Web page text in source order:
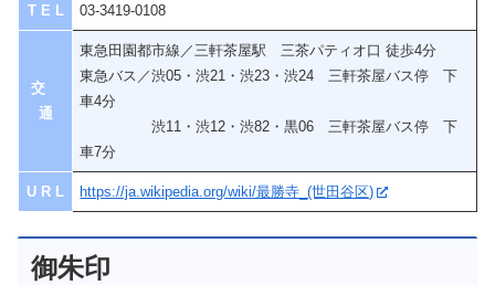
T E L 03-3419-0108
交
通
東急田園都市線／三軒茶屋駅 三茶パティオ口 徒歩4分
東急バス／渋05・渋21・渋23・渋24 三軒茶屋バス停 下
車4分
渋11・渋12・渋82・黒06 三軒茶屋バス停 下
車7分
U R L https://ja.wikipedia.org/wiki/最勝寺_(世田谷区)
御朱印